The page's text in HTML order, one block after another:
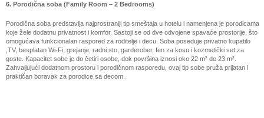
6. Porodična soba (Family Room – 2 Bedrooms)
Porodična soba predstavlja najprostraniji tip smeštaja u hotelu i namenjena je porodicama
koje žele dodatnu privatnost i komfor. Sastoji se od dve odvojene spavaće prostorije, što
omogućava funkcionalan raspored za roditelje i decu. Soba poseduje privatno kupatilo
,TV, besplatan Wi-Fi, grejanje, radni sto, garderober, fen za kosu i kozmetički set za
goste. Kapacitet sobe je do četiri osobe, dok površina iznosi oko 22 m² do 23 m².
Zahvaljujući dodatnom prostoru i porodičnom rasporedu, ovaj tip sobe pruža prijatan i
praktičan boravak za porodice sa decom.